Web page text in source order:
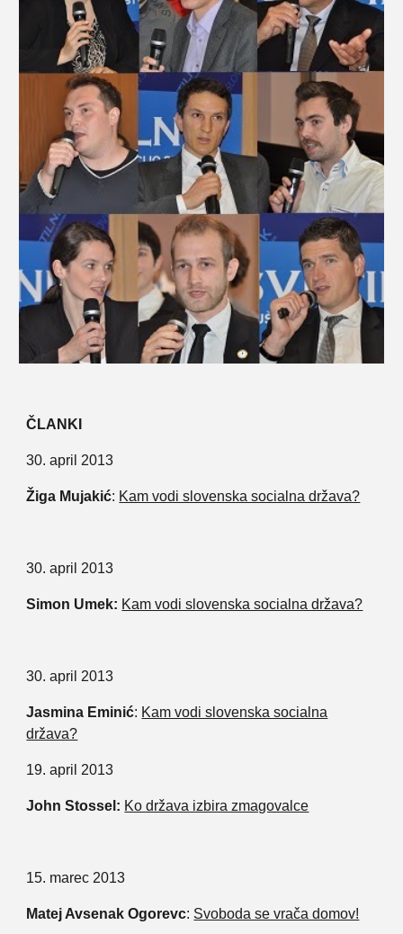
ČLANKI
30. april 2013
Žiga Mujakić: Kam vodi slovenska socialna država?
30. april 2013
Simon Umek: Kam vodi slovenska socialna država?
30. april 2013
Jasmina Eminić: Kam vodi slovenska socialna
država?
19. april 2013
John Stossel: Ko država izbira zmagovalce
15. marec 2013
Matej Avsenak Ogorevc: Svoboda se vrača domov!